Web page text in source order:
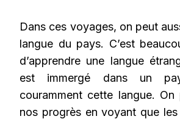
Dans ces voyages, on peut
langue du pays. C’est
d’apprendre une langue
est immergé dans un
couramment cette langue.
nos progrès en voyant que